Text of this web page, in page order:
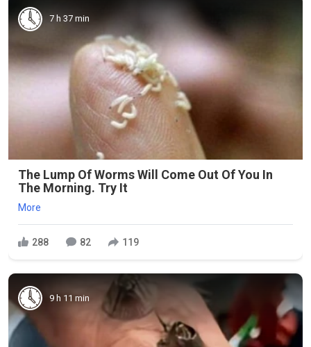
7 h 37 min
The Lump Of Worms Will Come Out Of You In
The Morning. Try It
More
288 82 119
9 h 11 min